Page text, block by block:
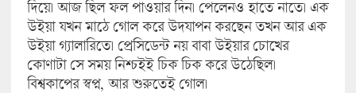
দিয়ে। আজ ছিল ফল পাওয়ার দিন। পেলেনও হাতে নাতে। এক
উইয়া যখন মাঠে গোল করে উদযাপন করছেন তখন আর এক
উইয়া গ্যালারিতে। প্রেসিডেন্ট নয় বাবা উইয়ার চোখের
কোণাটা সে সময় নিশ্চইই চিক চিক করে উঠেছিল।
বিশ্বকাপের স্বপ্ন, আর শুরুতেই গোল।